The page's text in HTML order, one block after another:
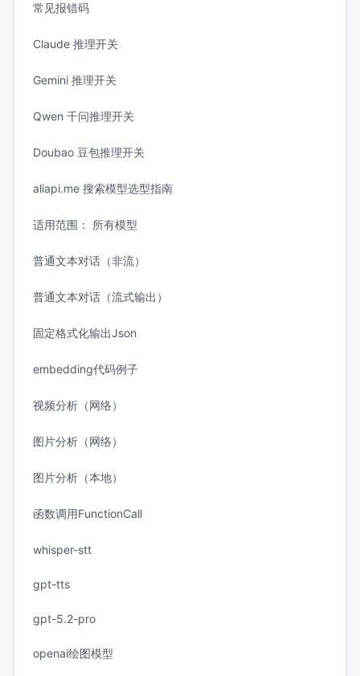
常见报错码
Claude 推理开关
Gemini 推理开关
Qwen 千问推理开关
Doubao 豆包推理开关
aliapi.me 搜索模型选型指南
适用范围： 所有模型
普通文本对话（非流）
普通文本对话（流式输出）
固定格式化输出Json
embedding代码例子
视频分析（网络）
图片分析（网络）
图片分析（本地）
函数调用FunctionCall
whisper-stt
gpt-tts
gpt-5.2-pro
openai绘图模型